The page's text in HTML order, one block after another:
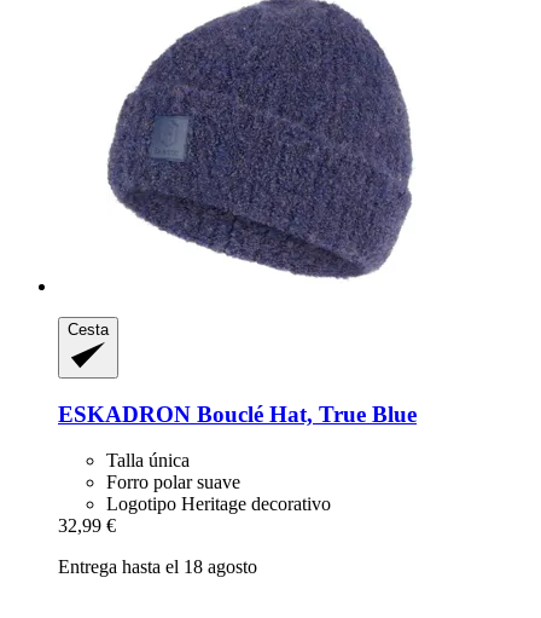
Cesta
ESKADRON Bouclé Hat, True Blue
Talla única
Forro polar suave
Logotipo Heritage decorativo
32,99 €
Entrega hasta el 18 agosto